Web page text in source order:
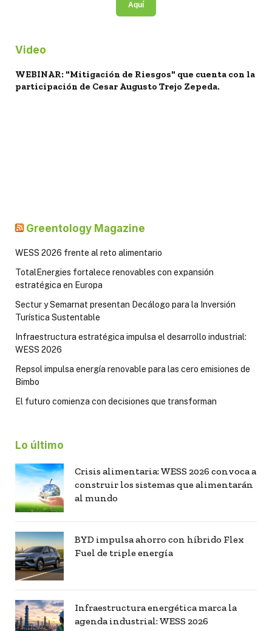
Aquí
Video
WEBINAR: "Mitigación de Riesgos" que cuenta con la
participación de Cesar Augusto Trejo Zepeda.
Greentology Magazine
WESS 2026 frente al reto alimentario
TotalEnergies fortalece renovables con expansión
estratégica en Europa
Sectur y Semarnat presentan Decálogo para la Inversión
Turística Sustentable
Infraestructura estratégica impulsa el desarrollo industrial:
WESS 2026
Repsol impulsa energía renovable para las cero emisiones de
Bimbo
El futuro comienza con decisiones que transforman
Lo último
Crisis alimentaria: WESS 2026 convoca a
construir los sistemas que alimentarán
al mundo
BYD impulsa ahorro con híbrido Flex
Fuel de triple energía
Infraestructura energética marca la
agenda industrial: WESS 2026